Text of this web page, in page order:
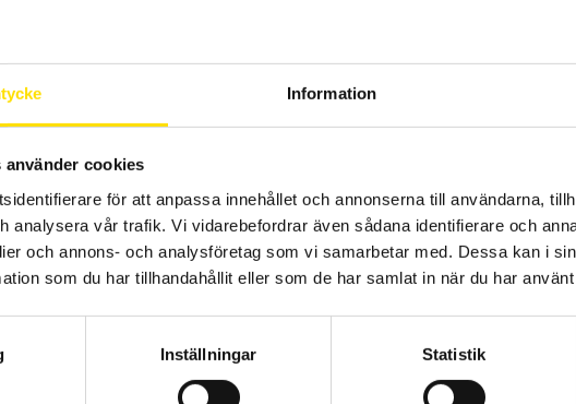
Information
använder cookies
för att anpassa innehållet och annonserna till användarna,
analysera vår trafik. Vi vidarebefordrar även sådana identifierare och
och annons- och analysföretag som vi samarbetar med. Dessa kan i
som du har tillhandahållit eller som de har samlat in när du har
Inställningar Statistik
0,1N 0,05N 0,02N
0,2% 0,2% 0,2%
standardtillbehör
standardtillbehör
Sek 6750 Sek